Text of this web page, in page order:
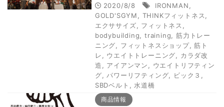
2020/8/8 IRONMAN
GOLD'SGYM
THINKフィットネス
エクササイズ
フィットネス
bodybuilding
training
筋力トレー
ニング
フィットネスショップ,筋ト
レ
ウエイトトレーニング
カラダ改
造
アイアンマン
ウエイトリフティン
グ
パワーリフティング ビック３
SBDベルト
水道橋
商品情報